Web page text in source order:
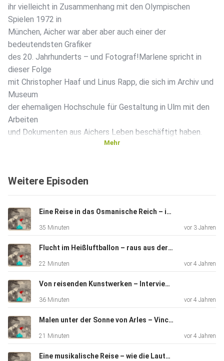
ihr vielleicht in Zusammenhang mit den Olympischen
Spielen 1972 in
München, Aicher war aber aber auch einer der
bedeutendsten Grafiker
des 20. Jahrhunderts – und Fotograf!Marlene spricht in
dieser Folge
mit Christopher Haaf und Linus Rapp, die sich im Archiv und
Museum
der ehemaligen Hochschule für Gestaltung in Ulm mit den
Arbeiten
und Dokumenten aus Aichers Leben beschäftigt haben.
Instagram.
Konzept und Organisation: Ilka Mestemacher, Marius
Wittke &
Marlene Thiele
Musik: "Shipyard" von Jan Morgenstern
Förderung: Junger Freundeskreis der Kulturstiftung der
Länder
Mehr
Weitere Episoden
Eine Reise in das Osmanische Reich – im Museum Fünf Kontinente
35 Minuten vor 3 Jahren
Flucht im Heißluftballon – raus aus der DDR!
22 Minuten vor 4 Jahren
Von reisenden Kunstwerken – Interview mit Kuratorin Monika Bayer-Wermuth
36 Minuten vor 4 Jahren
Malen unter der Sonne von Arles – Vincent Van Goghs Frankreichreisen
21 Minuten vor 4 Jahren
Eine musikalische Reise – wie die Laute nach Europa kam